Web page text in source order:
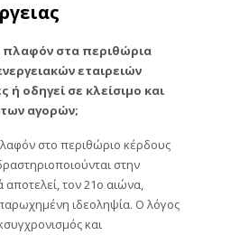
πλαφόν στα περιθώρια
εταιρειών
ή οδηγεί σε κλείσιμο και
αγορών;
στο περιθώριο κέρδους
στην
τον 21ο αιώνα,
ιδεοληψία. Ο λόγος
και